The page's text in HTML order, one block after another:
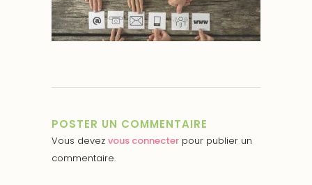
POSTER UN COMMENTAIRE
Vous devez vous connecter pour publier un
commentaire.